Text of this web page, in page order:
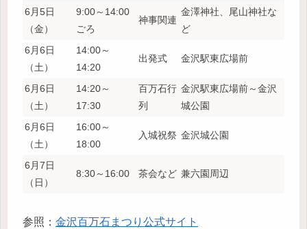
6月5日
（金）
9:00～14:00
ごろ
神事関連
金澤神社、尾山神社な
ど
6月6日
（土）
14:00～
14:20
出発式 金沢駅東広場前
6月6日
（土）
14:20～
17:30
百万石行
列
金沢駅東広場前～金沢
城公園
6月6日
（土）
16:00～
18:00
入城祝祭 金沢城公園
6月7日
（日）
8:30～16:00 茶会など 兼六園周辺
参照： 金沢百万石まつり公式サイト